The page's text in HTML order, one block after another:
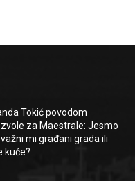
Tokić povodom
za Maestrale: Jesmo
mi građani grada ili
kuće?